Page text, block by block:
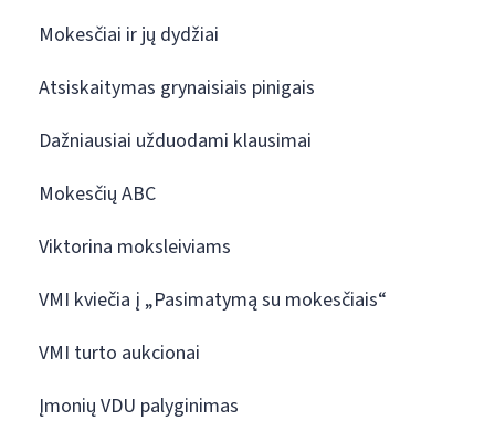
Mokesčiai ir jų dydžiai
Atsiskaitymas grynaisiais pinigais
Dažniausiai užduodami klausimai
Mokesčių ABC
Viktorina moksleiviams
VMI kviečia į „Pasimatymą su mokesčiais“
VMI turto aukcionai
Įmonių VDU palyginimas